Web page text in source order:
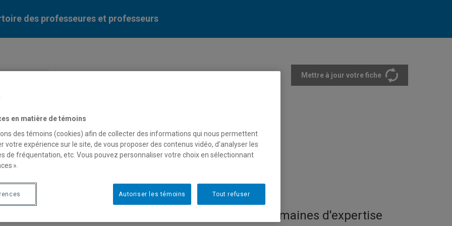
des professeures et professeurs
Mettre à jour votre fiche
Harnad
Domaines d'expertise
en matière de témoins
des témoins (cookies) afin de collecter des informations qui nous permettent
votre expérience sur le site, de vous proposer des contenus vidéo, d’analyser les
de fréquentation, etc. Vous pouvez personnaliser votre choix en sélectionnant
».
Tout refuser
Autoriser les témoins